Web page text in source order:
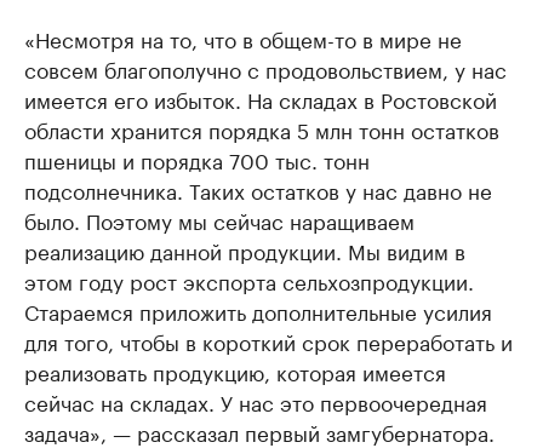
«Несмотря на то, что в общем-то в мире не
совсем благополучно с продовольствием, у нас
имеется его избыток. На складах в Ростовской
области хранится порядка 5 млн тонн остатков
пшеницы и порядка 700 тыс. тонн
подсолнечника. Таких остатков у нас давно не
было. Поэтому мы сейчас наращиваем
реализацию данной продукции. Мы видим в
этом году рост экспорта сельхозпродукции.
Стараемся приложить дополнительные усилия
для того, чтобы в короткий срок переработать и
реализовать продукцию, которая имеется
сейчас на складах. У нас это первоочередная
задача», — рассказал первый замгубернатора.